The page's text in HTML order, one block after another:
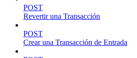
POST
Revertir una Transacción
POST
Crear una Transacción de Entrada